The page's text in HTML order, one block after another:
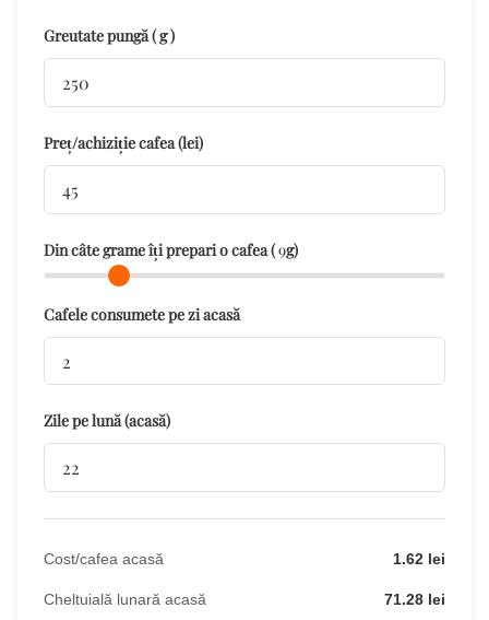
Greutate pungă ( g )
Preț/achiziție cafea (lei)
Din câte grame îți prepari o cafea (9g)
Cafele consumete pe zi acasă
Zile pe lună (acasă)
Cost/cafea acasă 1.62 lei
Cheltuială lunară acasă 71.28 lei